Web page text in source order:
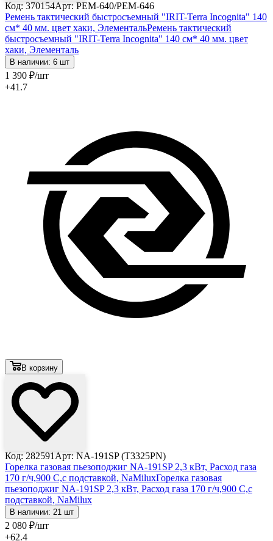
Код: 370154Арт: РЕМ-640/РЕМ-646
Ремень тактический быстросъемный "IRIT-Terra Incognita" 140
см* 40 мм. цвет хаки, ЭлементальРемень тактический
быстросъемный "IRIT-Terra Incognita" 140 см* 40 мм. цвет
хаки, Элементаль
В наличии: 6 шт
1 390 ₽/шт
+41.7
В корзину
Код: 282591 Арт: NA-191SP (T3325PN)
Горелка газовая пьезоподжиг NA-191SP 2,3 кВт, Расход газа
170 г/ч,900 С,с подставкой, NaMiluxГорелка газовая
пьезоподжиг NA-191SP 2,3 кВт, Расход газа 170 г/ч,900 С,с
подставкой, NaMilux
В наличии: 21 шт
2 080 ₽/шт
+62.4